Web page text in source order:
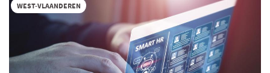
WEST-VLAANDEREN